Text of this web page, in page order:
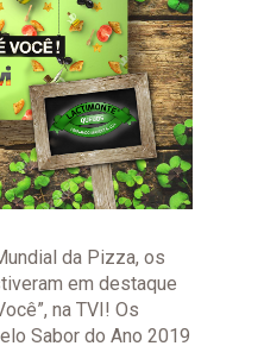
da Pizza, os
em destaque
na TVI! Os
Sabor do Ano 2019